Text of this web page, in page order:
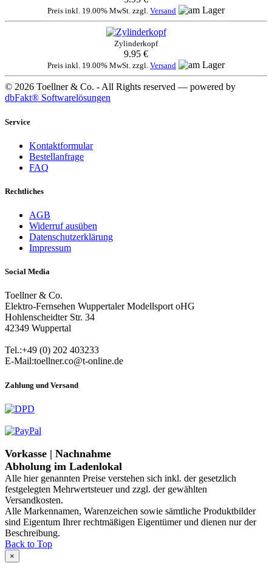
Preis inkl. 19.00% MwSt. zzgl. Versand
Zylinderkopf
9.95 €
Preis inkl. 19.00% MwSt. zzgl. Versand
© 2026 Toellner & Co. - All Rights reserved — powered by
dbFakt® Softwarelösungen
Service
Kontaktformular
Bestellanfrage
FAQ
Rechtliches
AGB
Widerruf ausüben
Datenschutzerklärung
Impressum
Social Media
Toellner & Co.
Elektro-Fernsehen Wuppertaler Modellsport oHG
Hohlenscheidter Str. 34
42349 Wuppertal
Tel.:+49 (0) 202 403233
E-Mail:toellner.co@t-online.de
Zahlung und Versand
Vorkasse | Nachnahme
Abholung im Ladenlokal
Alle hier genannten Preise verstehen sich inkl. der gesetzlich
festgelegten Mehrwertsteuer und zzgl. der gewählten
Versandkosten.
Alle Markennamen, Warenzeichen sowie sämtliche Produktbilder
sind Eigentum Ihrer rechtmäßigen Eigentümer und dienen nur der
Beschreibung.
Back to Top
×